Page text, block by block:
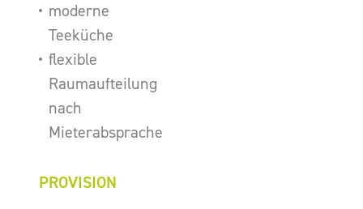
moderne
Teeküche
flexible
Raumaufteilung
nach
Mieterabsprache
PROVISION